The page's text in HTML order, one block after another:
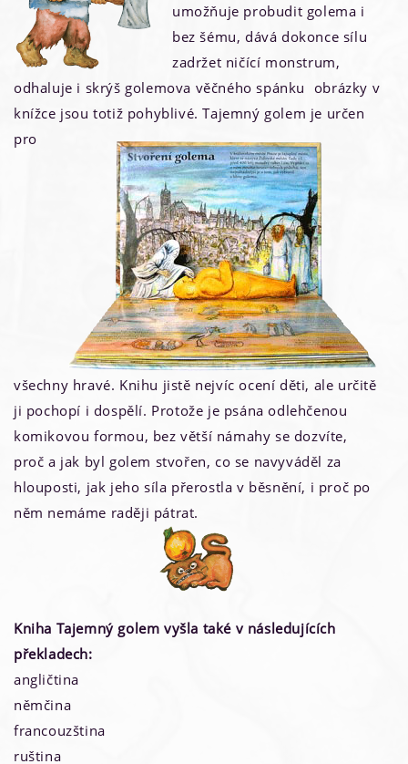
umožňuje probudit golema i
bez šému, dává dokonce sílu
zadržet ničící monstrum,
odhaluje i skrýš golemova věčného spánku  obrázky v
knížce jsou totiž pohyblivé. Tajemný golem je určen
pro
všechny hravé. Knihu jistě nejvíc ocení děti, ale určitě
ji pochopí i dospělí. Protože je psána odlehčenou
komikovou formou, bez větší námahy se dozvíte,
proč a jak byl golem stvořen, co se navyváděl za
hlouposti, jak jeho síla přerostla v běsnění, i proč po
něm nemáme raději pátrat.
Kniha Tajemný golem vyšla také v následujících
překladech:
angličtina
němčina
francouzština
ruština